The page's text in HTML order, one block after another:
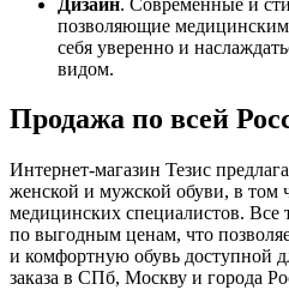
позволяющие медицинским
себя уверенно и
видом.
Продажа по всей
Интернет-магазин Тезис
женской и мужской обуви, в том
медицинских специалистов. Все
по выгодным ценам, что
и комфортную обувь доступной
заказа в СПб, Москву и города